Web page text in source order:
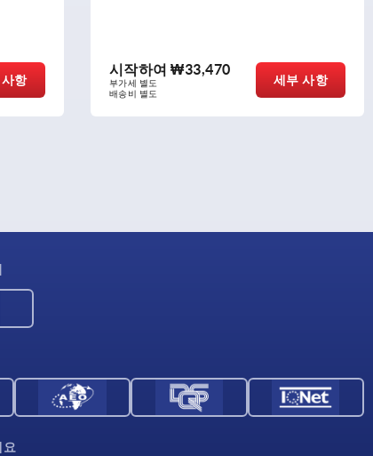
항
시작하여 ₩33,470
부가세 별도
배송비 별도
세부 사항
요